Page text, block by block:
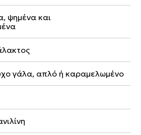
ψημένα και
γάλα, απλό ή καραμελωμένο